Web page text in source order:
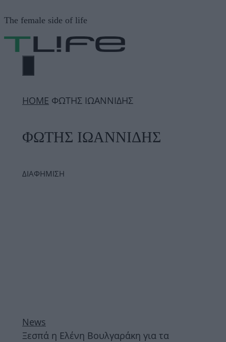
σε
περιεχόμενο
The female side of life
ΜΕΝΟΎ
ΗΟΜΕ ΦΩΤΗΣ ΙΩΑΝΝΙΔΗΣ
ΦΩΤΗΣ ΙΩΑΝΝΙΔΗΣ
ΔΙΑΦΗΜΙΣΗ
News
Ξεσπά η Ελένη Βουλγαράκη για τα